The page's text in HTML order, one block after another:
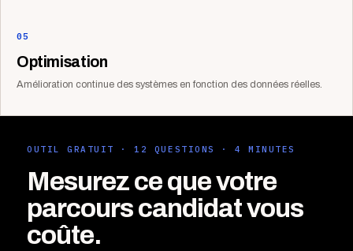
05
Optimisation
Amélioration continue des systèmes en fonction des données réelles.
OUTIL GRATUIT · 12 QUESTIONS · 4 MINUTES
Mesurez ce que votre
parcours candidat vous
coûte.